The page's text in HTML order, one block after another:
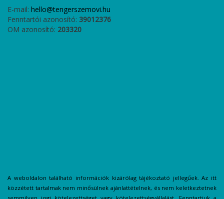
E-mail: hello@tengerszemovi.hu
Fenntartói azonosító: 39012376
OM azonosító: 203320
A weboldalon található információk kizárólag tájékoztató jellegűek. Az itt
közzétett tartalmak nem minősülnek ajánlattételnek, és nem keletkeztetnek